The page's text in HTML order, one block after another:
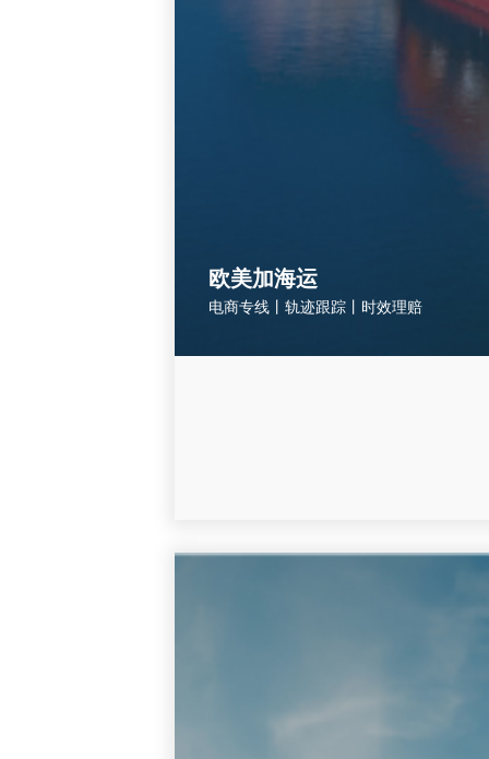
欧美加海运
电商专线丨轨迹跟踪丨时效理赔